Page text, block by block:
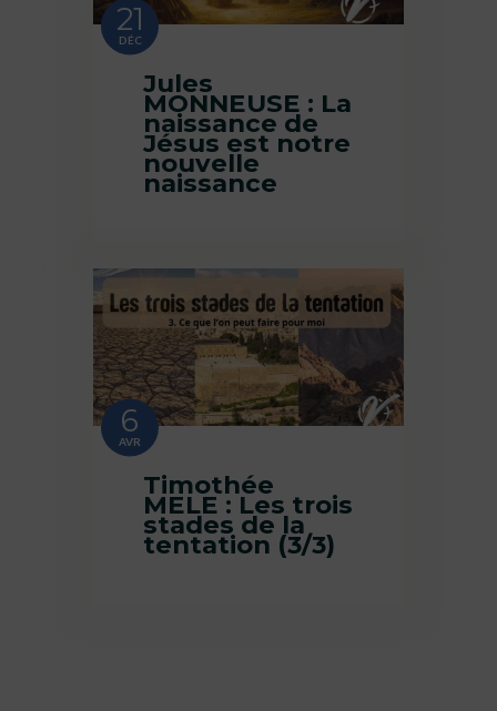
21
DÉC
Jules
MONNEUSE : La
naissance de
Jésus est notre
nouvelle
naissance
6
AVR
Timothée
MELE : Les trois
stades de la
tentation (3/3)